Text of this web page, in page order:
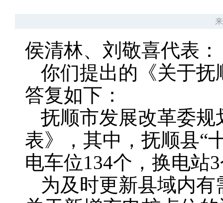
侯清林、刘敬喜代表：
你们提出的《关于
答复如下：
抚顺市发展改革委规
表》，其中，抚顺县“
电车位134个，换电站
为及时更新县域内